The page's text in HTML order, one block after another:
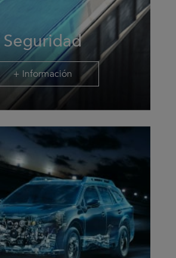
Seguridad
+ Información